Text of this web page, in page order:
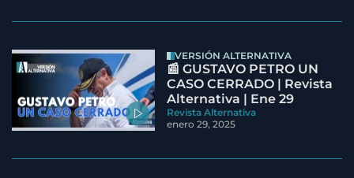
VERSIÓN ALTERNATIVA
📰 GUSTAVO PETRO UN
CASO CERRADO | Revista
Alternativa | Ene 29
Revista Alternativa
enero 29, 2025